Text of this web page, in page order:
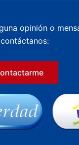
opinión o